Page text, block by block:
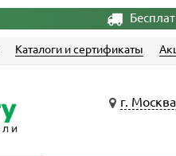
Каталоги и сертификаты
г.